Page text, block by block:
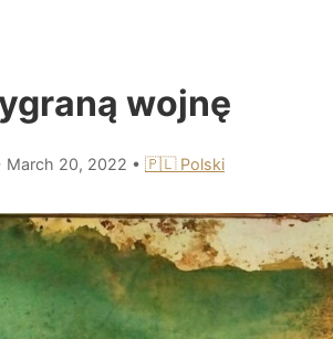
wojnę
March 20, 2022 • 🇵🇱 Polski